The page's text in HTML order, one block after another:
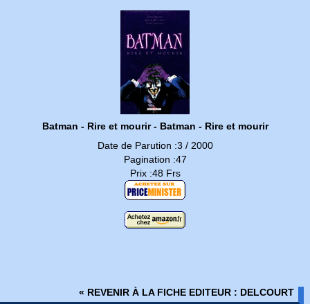
Batman - Rire et mourir - Batman - Rire et mourir
Date de Parution :3 / 2000
Pagination :47
Prix :48 Frs
« REVENIR À LA FICHE EDITEUR : DELCOURT